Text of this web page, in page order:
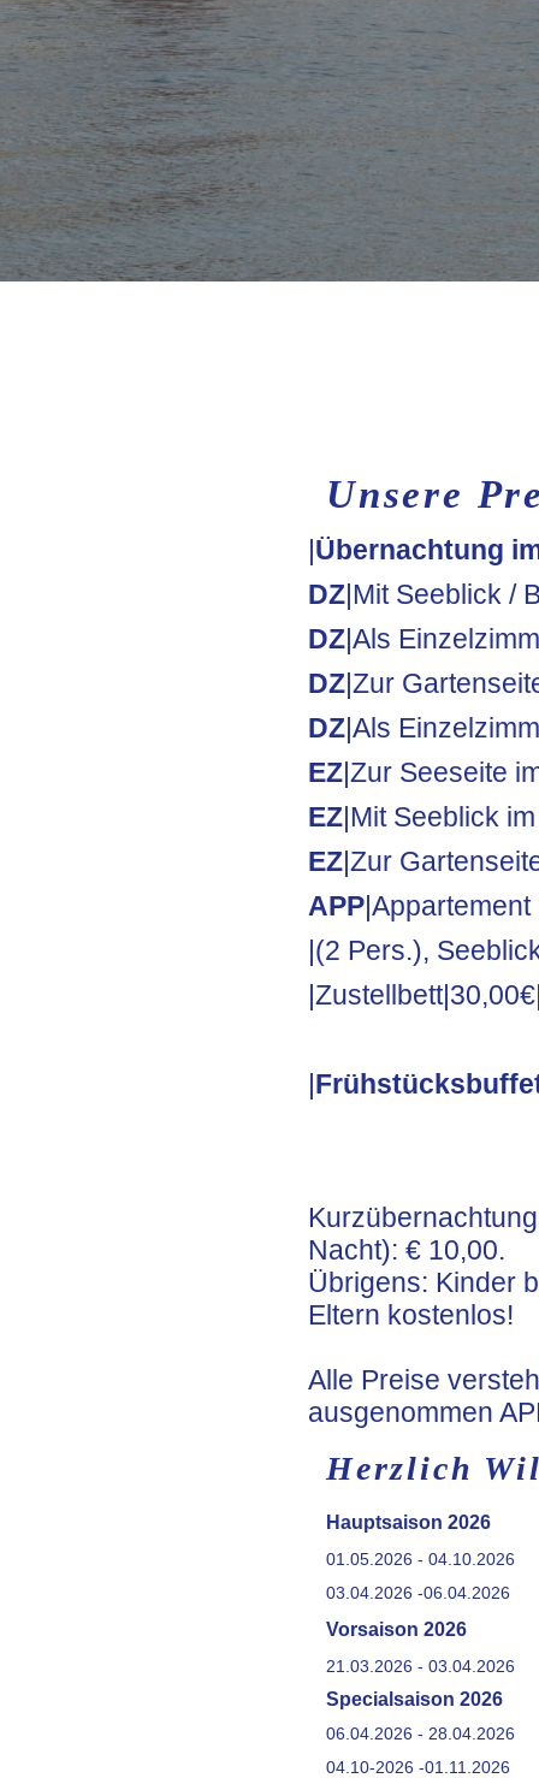
Unsere
|Übernachtung
DZ|Mit Seeblick /
DZ|Als
DZ|Zur
DZ|Als
EZ|Zur Seeseite
EZ|Mit Seeblick
EZ|Zur
APP
|(2 Pers.),
|
Nacht): € 10,00.
Übrigens: Kinder
Eltern kostenlos!
Alle Preise
ausgenommen
Herzlich
Hauptsaison 2026
01.05.2026 - 04.10.2026
03.04.2026 -06.04.2026
Vorsaison 2026
21.03.2026 - 03.04.2026
Specialsaison 2026
06.04.2026 - 28.04.2026
04.10-2026 -01.11.2026